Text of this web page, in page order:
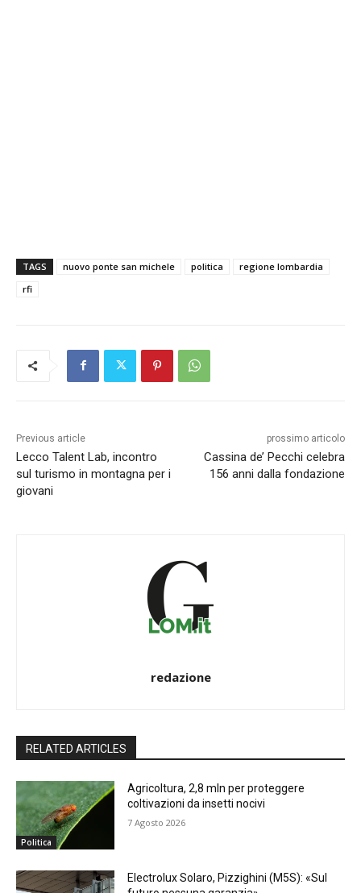
TAGS nuovo ponte san michele politica
regione lombardia
rfi
Previous article
Lecco Talent Lab, incontro
sul turismo in montagna per i
giovani
prossimo articolo
Cassina de’ Pecchi celebra
156 anni dalla fondazione
redazione
RELATED ARTICLES
Politica
Agricoltura, 2,8 mln per proteggere
coltivazioni da insetti nocivi
7 Agosto 2026
Electrolux Solaro, Pizzighini (M5S): «Sul